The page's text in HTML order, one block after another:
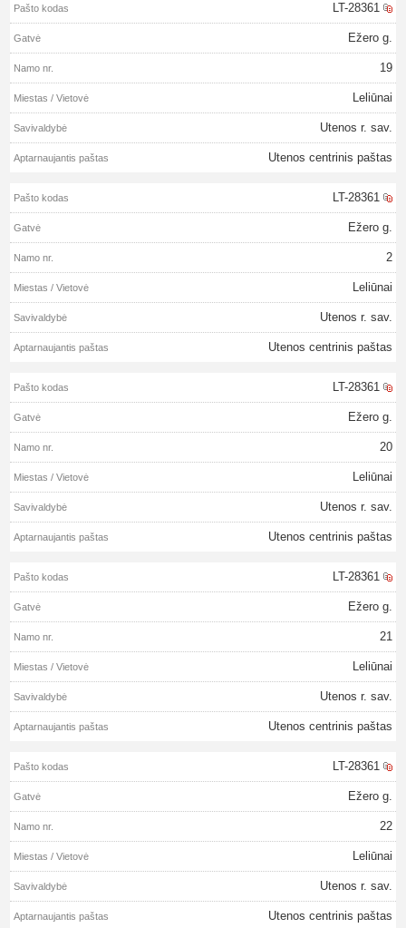
LT-28361
Ežero g.
19
Leliūnai
Utenos r. sav.
Utenos centrinis paštas
LT-28361
Ežero g.
2
Leliūnai
Utenos r. sav.
Utenos centrinis paštas
LT-28361
Ežero g.
20
Leliūnai
Utenos r. sav.
Utenos centrinis paštas
LT-28361
Ežero g.
21
Leliūnai
Utenos r. sav.
Utenos centrinis paštas
LT-28361
Ežero g.
22
Leliūnai
Utenos r. sav.
Utenos centrinis paštas